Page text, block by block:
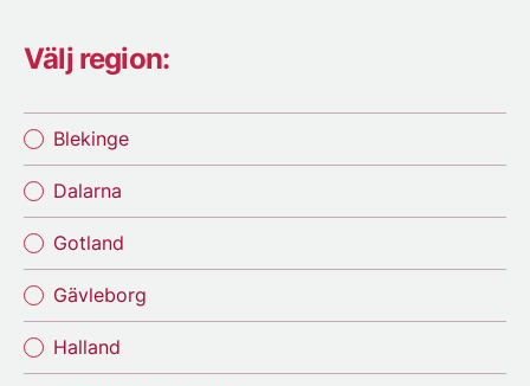
Välj region:
Blekinge
Dalarna
Gotland
Gävleborg
Halland